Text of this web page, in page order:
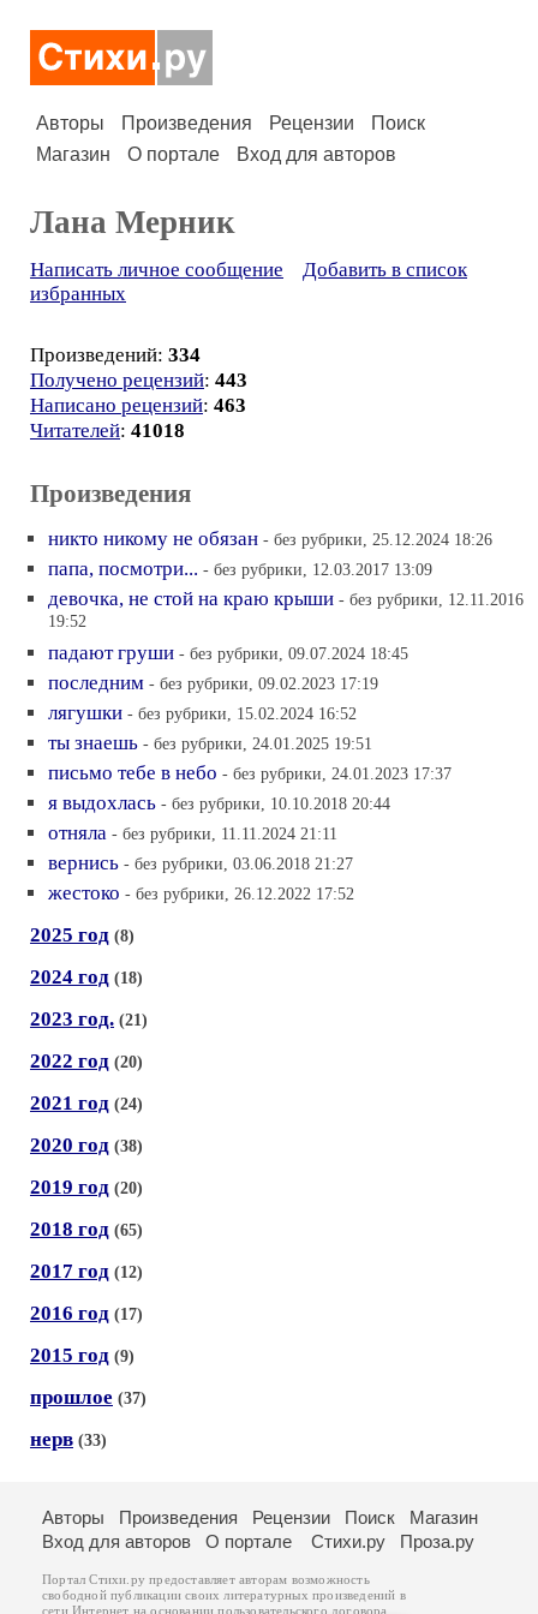
Авторы Произведения Рецензии
Поиск
Магазин
О портале Вход для авторов
Лана Мерник
Написать личное сообщение
Добавить в список
избранных
Произведений: 334
Получено рецензий: 443
Написано рецензий: 463
Читателей: 41018
Произведения
никто никому не обязан - без рубрики, 25.12.2024 18:26
папа, посмотри... - без рубрики, 12.03.2017 13:09
девочка, не стой на краю крыши - без рубрики, 12.11.2016
19:52
падают груши - без рубрики, 09.07.2024 18:45
последним - без рубрики, 09.02.2023 17:19
лягушки - без рубрики, 15.02.2024 16:52
ты знаешь - без рубрики, 24.01.2025 19:51
письмо тебе в небо - без рубрики, 24.01.2023 17:37
я выдохлась - без рубрики, 10.10.2018 20:44
отняла - без рубрики, 11.11.2024 21:11
вернись - без рубрики, 03.06.2018 21:27
жестоко - без рубрики, 26.12.2022 17:52
2025 год (8)
2024 год (18)
2023 год. (21)
2022 год (20)
2021 год (24)
2020 год (38)
2019 год (20)
2018 год (65)
2017 год (12)
2016 год (17)
2015 год (9)
прошлое (37)
нерв (33)
Авторы Произведения Рецензии Поиск
Магазин
Вход для авторов
О портале Стихи.ру Проза.ру
Портал Стихи.ру предоставляет авторам возможность
свободной публикации своих литературных произведений в
сети Интернет на основаниипользовательского договора